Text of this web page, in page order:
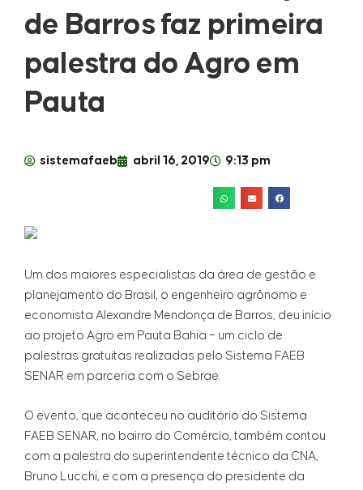
de Barros faz primeira
palestra do Agro em
Pauta
sistemafaeb abril 16, 2019 9:13 pm
Um dos maiores especialistas da área de gestão e
planejamento do Brasil, o engenheiro agrônomo e
economista Alexandre Mendonça de Barros, deu início
ao projeto Agro em Pauta Bahia – um ciclo de
palestras gratuitas realizadas pelo Sistema FAEB
SENAR em parceria com o Sebrae.
O evento, que aconteceu no auditório do Sistema
FAEB SENAR, no bairro do Comércio, também contou
com a palestra do superintendente técnico da CNA,
Bruno Lucchi, e com a presença do presidente da